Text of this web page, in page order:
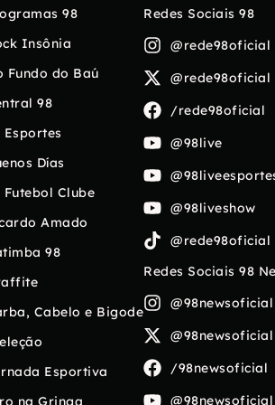
98
Insônia
Fundo do Baú
98
Esportes
Días
Futebol Clube
Amado
98
Cabelo e Bigode
Esportiva
na Gringa
Redes Sociais 98
@rede98oficial
@rede98oficial
/rede98oficial
@98live
@98liveshow
@rede98oficial
Redes Sociais 98
@98newsoficial
@98newsoficial
/98newsoficial
@98newsoficial